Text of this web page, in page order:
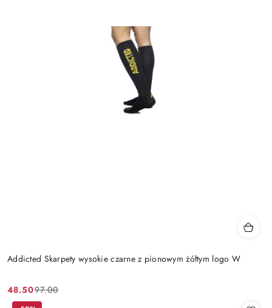
Addicted Skarpety wysokie czarne z pionowym żółtym logo W
Cena
48.50
Cena
97.00